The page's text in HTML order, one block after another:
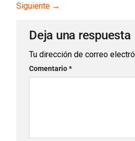
Siguiente →
Deja una respuesta
Tu dirección de correo
Comentario*